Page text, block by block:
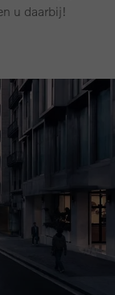
u daarbij!